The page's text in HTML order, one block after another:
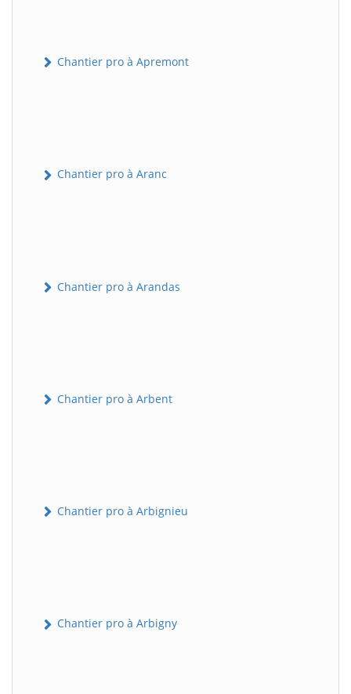
Chantier pro à Apremont
Chantier pro à Aranc
Chantier pro à Arandas
Chantier pro à Arbent
Chantier pro à Arbignieu
Chantier pro à Arbigny